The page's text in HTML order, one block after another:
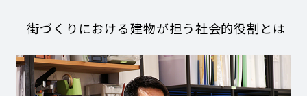
街づくりにおける建物が担う社会的役割とは